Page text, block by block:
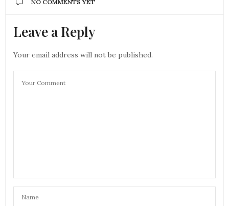
NO COMMENTS YET
Leave a Reply
Your email address will not be published.